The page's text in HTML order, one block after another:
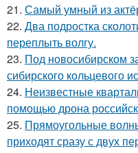
21. Самый умный из
22. Два подростка
переплыть волгу.
23. Под новосибирском
сибирского кольцевого
24. Неизвестные
помощью дрона
25. Прямоугольные
приходят сразу с двух